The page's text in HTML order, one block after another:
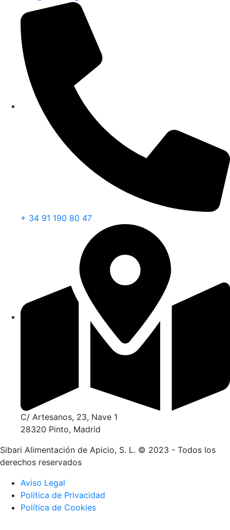
+ 34 91 190 80 47
C/ Artesanos, 23, Nave 1
28320 Pinto, Madrid
Sibari Alimentación de Apicio, S. L. © 2023 - Todos los
derechos reservados
Aviso Legal
Política de Privacidad
Política de Cookies